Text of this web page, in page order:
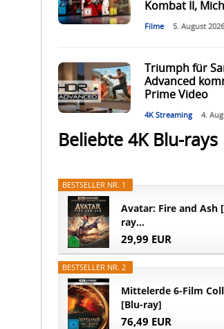
Kombat II,
Filme 5. August 2026
Triumph für
Advanced
Prime Video
4K Streaming 4.
Beliebte 4K Blu-rays
BESTSELLER NR. 1
Avatar: Fire and Ash
ray...
29,99 EUR
BESTSELLER NR. 2
Mittelerde 6-Film
[Blu-ray]
76,49 EUR